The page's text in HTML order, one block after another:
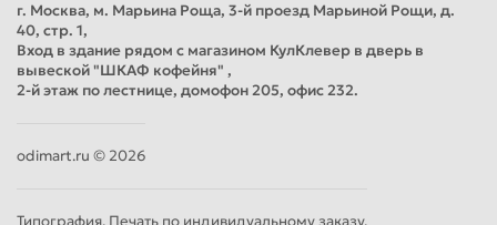
г. Москва, м. Марьина Роща, 3-й проезд Марьиной Рощи, д.
40, стр. 1,
Вход в здание рядом с магазином КулКлевер в дверь в
вывеской "ШКАФ кофейня" ,
2-й этаж по лестнице, домофон 205, офис 232.
odimart.ru © 2026
Типография. Печать по индивидуальному заказу.